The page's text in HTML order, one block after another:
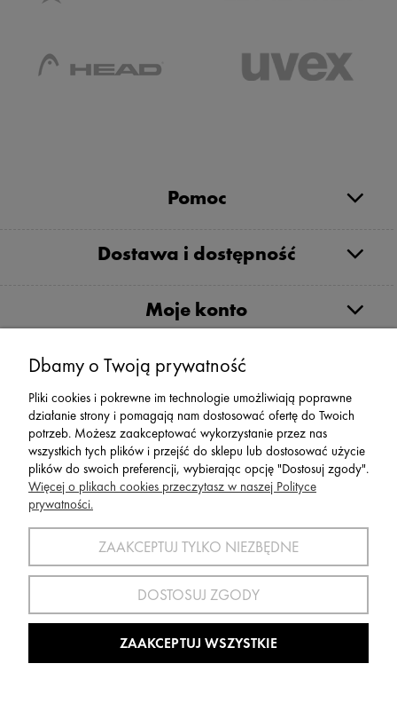
Pomoc
Dostawa i dostępność
Moje konto
Serwis
Zwroty,Reklamacje Wymiany
SPORT 2002 ||
dolnośląskie, NIP: 611-24-66-379 || E-
sport2002@onet.eutel:(75) 777 76 36
Wszelkie Prawa Zastrzeżone © 2022 Sport2002.pl
Wdrożenie:Agencja InteraktywnaDesignOrka|Sklep Shoper.pl
Dbamy o Twoją prywatność
Pliki cookies i pokrewne im technologie umożliwiają poprawne
działanie strony i pomagają nam dostosować ofertę do Twoich
potrzeb. Możesz zaakceptować wykorzystanie przez nas
wszystkich tych plików i przejść do sklepu lub dostosować użycie
plików do swoich preferencji, wybierając opcję "Dostosuj zgody".
Więcej o plikach cookies przeczytasz w naszej Polityce
prywatności.
ZAAKCEPTUJ TYLKO NIEZBĘDNE
DOSTOSUJ ZGODY
ZAAKCEPTUJ WSZYSTKIE